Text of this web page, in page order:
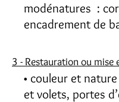
modénatures :
encadrement de
3 - Restauration ou mise
couleur et
et volets, portes